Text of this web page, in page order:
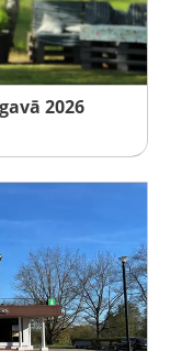
2026